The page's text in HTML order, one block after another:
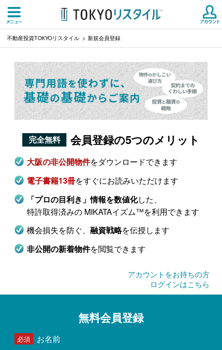
不動産投資TOKYOリスタイル 新規会員登録
完全無料 会員登録の5つのメリット
大阪の非公開物件をダウンロードできます
電子書籍13冊をすぐにお読みいただけます
「プロの目利き」情報を数値化した、
特許取得済みの MIKATAイズム™を利用できます
機会損失を防ぐ、融資戦略を伝授します
非公開の新着物件を閲覧できます
アカウントをお持ちの方
ログインはこちら
無料会員登録
お名前